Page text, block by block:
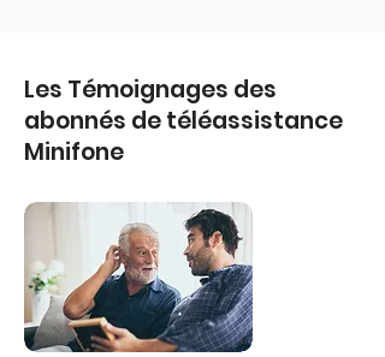
Les Témoignages des
abonnés de téléassistance
Minifone